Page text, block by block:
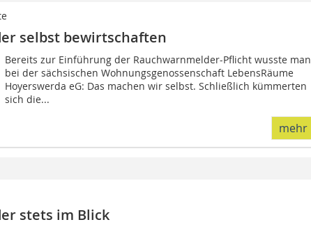
selbst bewirtschaften
Bereits zur Einführung der Rauchwarnmelder-Pflicht wusste man
bei der sächsischen Wohnungsgenossenschaft LebensRäume
Hoyerswerda eG: Das machen wir selbst. Schließlich kümmerten
sich die...
mehr
stets im Blick